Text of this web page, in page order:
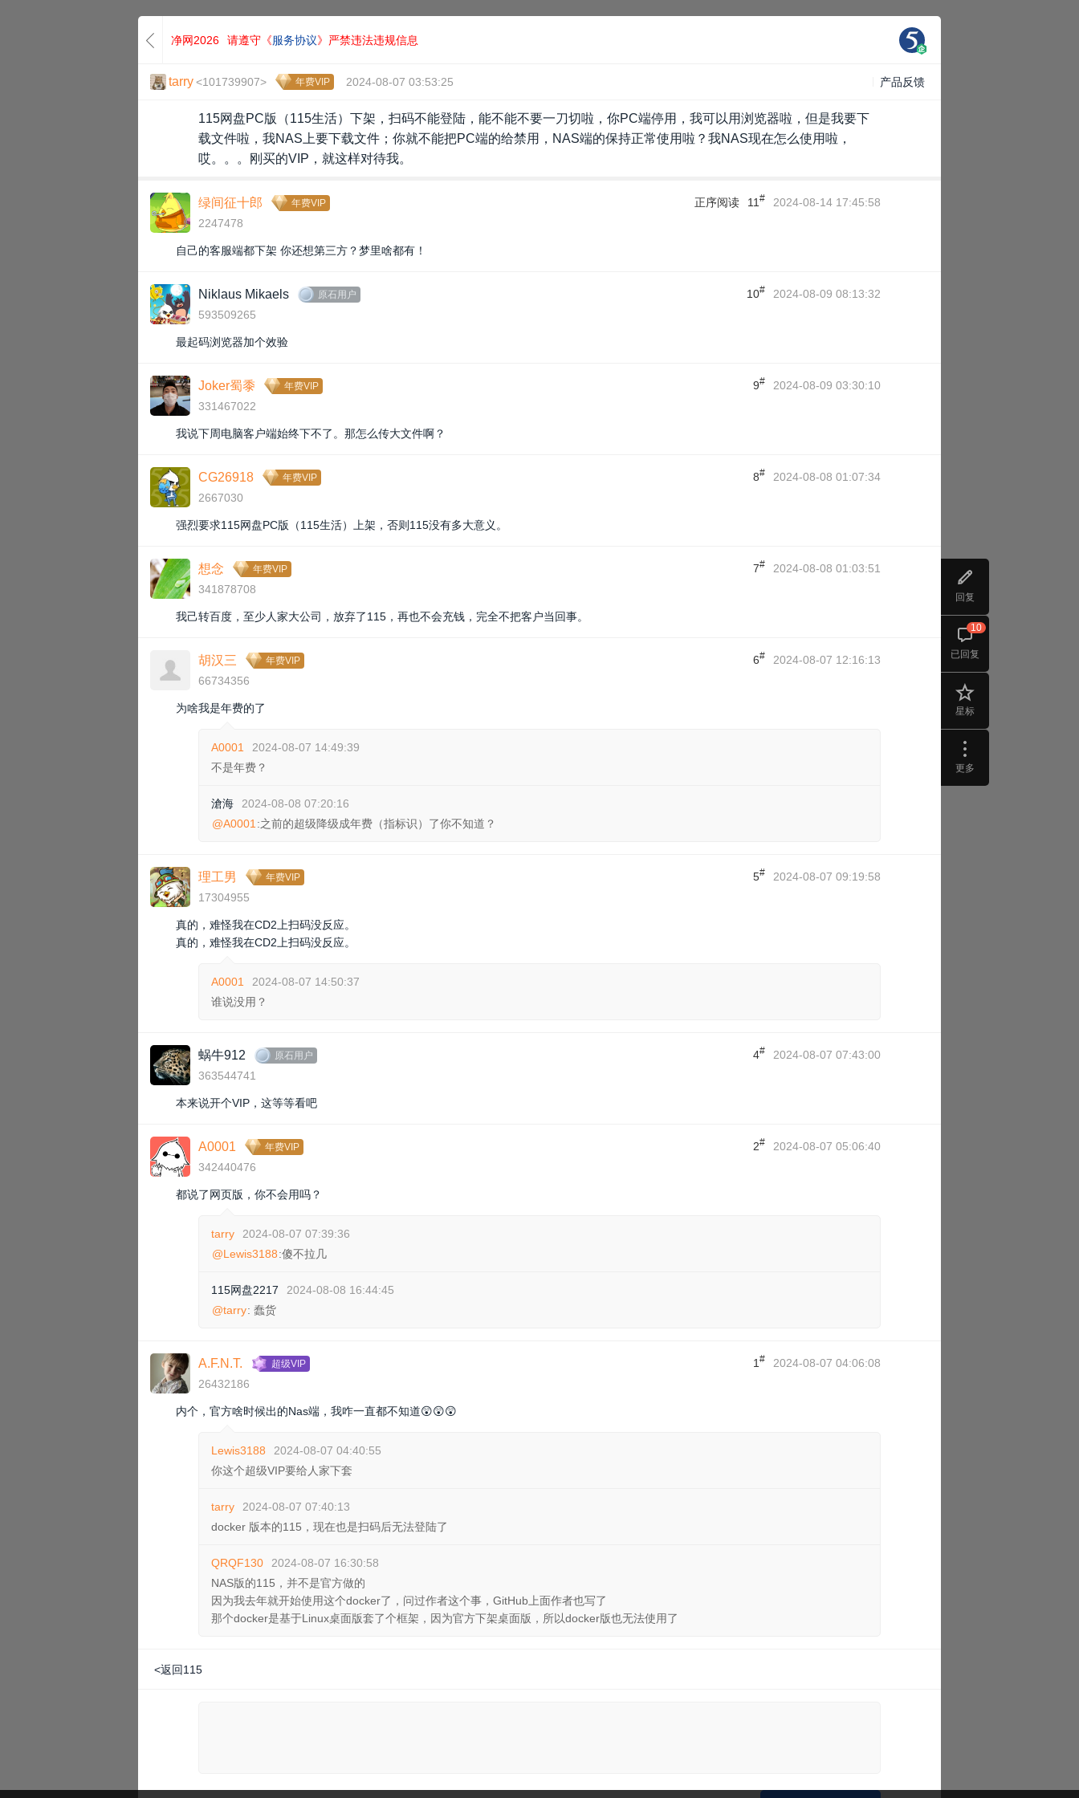
回复
已回复
10
星标
更多
净网2026 请遵守《服务协议》严禁违法违规信息
tarry<101739907> 年费VIP 2024-08-07 03:53:25 产品反馈
115网盘PC版（115生活）下架，扫码不能登陆，能不能不要一刀切啦，你PC端停用，我可以用浏览器啦，但是我要下
载文件啦，我NAS上要下载文件；你就不能把PC端的给禁用，NAS端的保持正常使用啦？我NAS现在怎么使用啦，
哎。。。刚买的VIP，就这样对待我。
绿间征十郎 年费VIP
2247478
正序阅读 11 # 2024-08-14 17:45:58
自己的客服端都下架 你还想第三方？梦里啥都有！
Niklaus Mikaels 原石用户
593509265
10# 2024-08-09 08:13:32
最起码浏览器加个效验
Joker蜀黍 年费VIP
331467022
9# 2024-08-09 03:30:10
我说下周电脑客户端始终下不了。那怎么传大文件啊？
CG26918 年费VIP
2667030
8# 2024-08-08 01:07:34
强烈要求115网盘PC版（115生活）上架，否则115没有多大意义。
想念 年费VIP
341878708
7# 2024-08-08 01:03:51
我己转百度，至少人家大公司，放弃了115，再也不会充钱，完全不把客户当回事。
胡汉三 年费VIP
66734356
6# 2024-08-07 12:16:13
为啥我是年费的了
A0001
2024-08-07 14:49:39
不是年费？
滄海
2024-08-08 07:20:16
@A0001 :之前的超级降级成年费（指标识）了你不知道？
理工男 年费VIP
17304955
5# 2024-08-07 09:19:58
真的，难怪我在CD2上扫码没反应。
真的，难怪我在CD2上扫码没反应。
A0001
2024-08-07 14:50:37
谁说没用？
蜗牛912 原石用户
363544741
4# 2024-08-07 07:43:00
本来说开个VIP，这等等看吧
A0001 年费VIP
342440476
2# 2024-08-07 05:06:40
都说了网页版，你不会用吗？
tarry
2024-08-07 07:39:36
@Lewis3188:傻不拉几
115网盘2217
2024-08-08 16:44:45
@tarry: 蠢货
A.F.N.T. 超级VIP
26432186
1 # 2024-08-07 04:06:08
内个，官方啥时候出的Nas端，我咋一直都不知道😲😲😲
Lewis3188
2024-08-07 04:40:55
你这个超级VIP要给人家下套
tarry
2024-08-07 07:40:13
docker 版本的115，现在也是扫码后无法登陆了
QRQF130
2024-08-07 16:30:58
NAS版的115，并不是官方做的
因为我去年就开始使用这个docker了，问过作者这个事，GitHub上面作者也写了
那个docker是基于Linux桌面版套了个框架，因为官方下架桌面版，所以docker版也无法使用了
<返回115